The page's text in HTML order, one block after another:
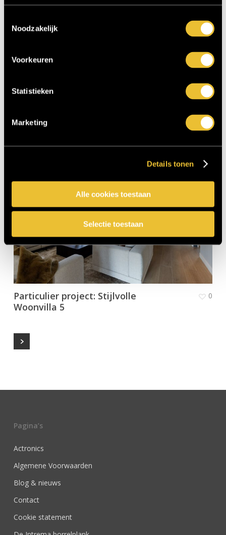
Noodzakelijk
Voorkeuren
Statistieken
Marketing
Details tonen
Alle cookies toestaan
Selectie toestaan
Particulier project: Stijlvolle
Woonvilla 6
0
Particulier project: Stijlvolle
Woonvilla 5
0
Pagina’s
Actronics
Algemene Voorwaarden
Blog & nieuws
Contact
Cookie statement